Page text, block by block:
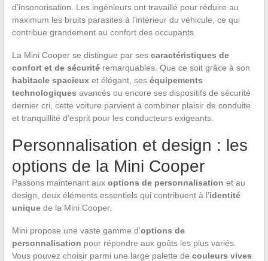
d’insonorisation. Les ingénieurs ont travaillé pour réduire au
maximum les bruits parasites à l’intérieur du véhicule, ce qui
contribue grandement au confort des occupants.
La Mini Cooper se distingue par ses caractéristiques de
confort et de sécuritéremarquables. Que ce soit grâce à son
habitacle spacieuxet élégant, ses équipements
technologiques avancés ou encore ses dispositifs de sécurité
dernier cri, cette voiture parvient à combiner plaisir de conduite
et tranquillité d’esprit pour les conducteurs exigeants.
Personnalisation et design : les
options de la Mini Cooper
Passons maintenant aux options de personnalisation et au
design, deux éléments essentiels qui contribuent à l’identité
uniquede la Mini Cooper.
Mini propose une vaste gamme d’options de
personnalisation pour répondre aux goûts les plus variés.
Vous pouvez choisir parmi une large palette de couleurs vives